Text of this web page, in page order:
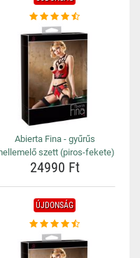
Abierta Fina - gyűrűs
szett (piros-fekete)
24990 Ft
ÚJDONSÁG